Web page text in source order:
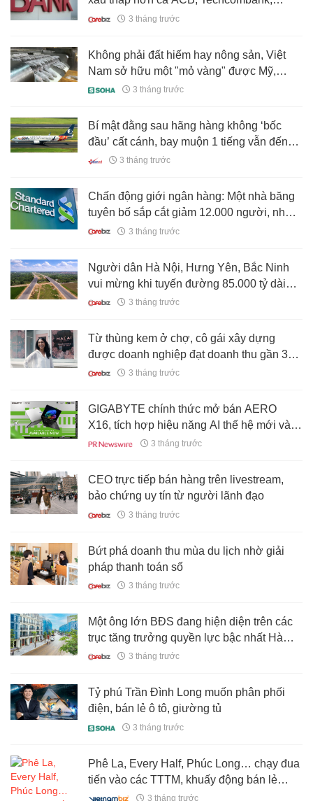
VietinBank,…
3 tháng trước
Không phải đất hiếm hay nông sản, Việt
Nam sở hữu một "mỏ vàng" được Mỹ,
Brazil săn đón: Xuất khẩu tăng 150%,
3 tháng trước
Bí mật đằng sau hãng hàng không ‘bốc
đầu’ cất cánh, bay muộn 1 tiếng vẫn đến
sớm
3 tháng trước
Chấn động giới ngân hàng: Một nhà băng
tuyên bố sắp cắt giảm 12.000 người, nhân
viên khối vận hành ảnh hưởng nặng nề
3 tháng trước
Người dân Hà Nội, Hưng Yên, Bắc Ninh
vui mừng khi tuyến đường 85.000 tỷ dài
hơn 112 km đang được đẩy nhanh tiến độ
3 tháng trước
Từ thùng kem ở chợ, cô gái xây dựng
được doanh nghiệp đạt doanh thu gần 3
triệu USD/năm, có 4 cửa hàng trên đất Mỹ
3 tháng trước
GIGABYTE chính thức mở bán AERO
X16, tích hợp hiệu năng AI thế hệ mới vào
mẫu Copilot+ PC siêu mỏng
3 tháng trước
CEO trực tiếp bán hàng trên livestream,
bảo chứng uy tín từ người lãnh đạo
3 tháng trước
Bứt phá doanh thu mùa du lịch nhờ giải
pháp thanh toán số
3 tháng trước
Một ông lớn BĐS đang hiện diện trên các
trục tăng trưởng quyền lực bậc nhất Hà
Nội
3 tháng trước
Tỷ phú Trần Đình Long muốn phân phối
điện, bán lẻ ô tô, giường tủ
3 tháng trước
Phê La, Every Half, Phúc Long… chạy đua
tiến vào các TTTM, khuấy động bán lẻ
vùng ven
3 tháng trước